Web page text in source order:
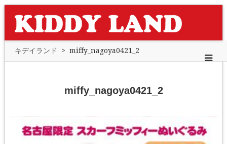
キデイランド > miffy_nagoya0421_2
miffy_nagoya0421_2